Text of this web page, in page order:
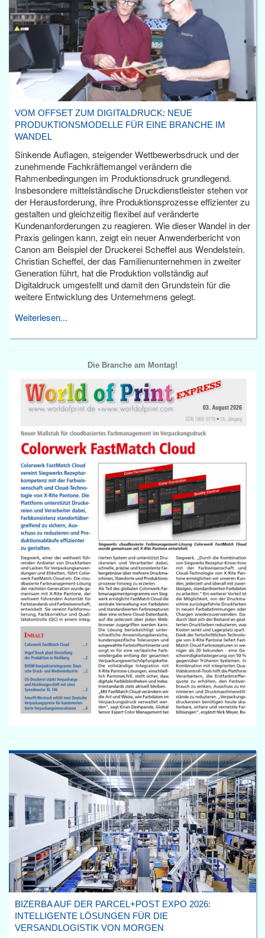
VOM OFFSET ZUM DIGITALDRUCK: NEUE
PRODUKTIONSMODELLE FÜR EINE BRANCHE IM
WANDEL
Sinkende Auflagen, steigender Wettbewerbsdruck und der
zunehmende Fachkräftemangel verändern die
Rahmenbedingungen im Produktionsdruck grundlegend.
Insbesondere mittelständische Druckdienstleister stehen vor
der Herausforderung, ihre Produktionsprozesse effizienter zu
gestalten und gleichzeitig flexibel auf veränderte
Kundenanforderungen zu reagieren. Wie dieser Wandel in der
Praxis gelingen kann, zeigt ein neuer Anwenderbericht von
Canon am Beispiel der Druckerei Scheffel aus Wendelstein.
Christian Scheffel, der das Familienunternehmen in zweiter
Generation führt, hat die Produktion vollständig auf
Digitaldruck umgestellt und damit den Grundstein für die
weitere Entwicklung des Unternehmens gelegt.
Weiterlesen...
Die Branche am Montag!
BIZERBA AUF DER PARCEL+POST EXPO 2026:
INTELLIGENTE LÖSUNGEN FÜR DIE
VERSANDLOGISTIK VON MORGEN